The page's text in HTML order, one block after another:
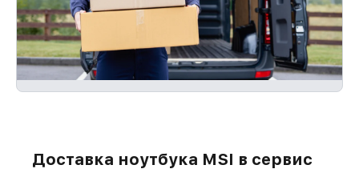
Доставка ноутбука MSI в сервис